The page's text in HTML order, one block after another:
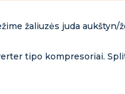
žaliuzės juda aukštyn/
tipo kompresoriai.